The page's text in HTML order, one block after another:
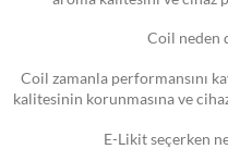
Coil neden
Coil zamanla performansını
kalitesinin korunmasına ve
E-Likit seçerken